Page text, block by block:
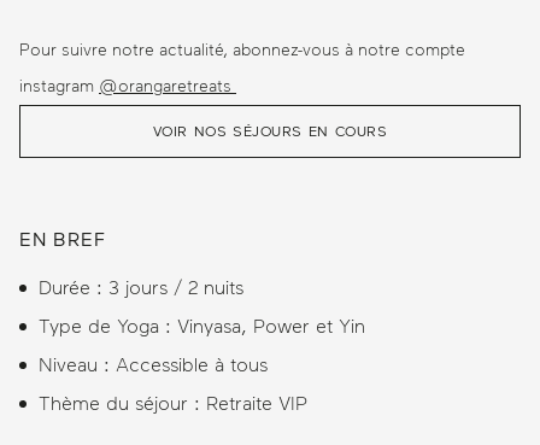
Pour suivre notre actualité, abonnez-vous à notre compte
instagram @orangaretreats
VOIR NOS SÉJOURS EN COURS
EN BREF
Durée : 3 jours / 2 nuits
Type de Yoga : Vinyasa, Power et Yin
Niveau : Accessible à tous
Thème du séjour : Retraite VIP